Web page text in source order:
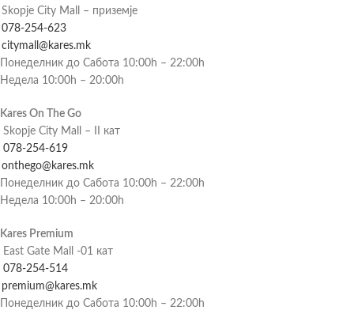
Skopje City Mall – приземје
078-254-623
citymall@kares.mk
Понеделник до Сабота 10:00h – 22:00h
Недела 10:00h – 20:00h
Kares On The Go
Skopje City Mall – II кат
078-254-619
onthego@kares.mk
Понеделник до Сабота 10:00h – 22:00h
Недела 10:00h – 20:00h
Kares Premium
East Gate Mall -01 кат
078-254-514
premium@kares.mk
Понеделник до Сабота 10:00h – 22:00h